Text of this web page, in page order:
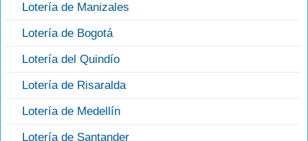
Lotería de Manizales
Lotería de Bogotá
Lotería del Quindío
Lotería de Risaralda
Lotería de Medellín
Lotería de Santander